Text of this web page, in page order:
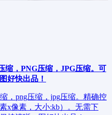
缩，PNG压缩，JPG压缩。可
好快出品！
，png压缩，jpg压缩。精确控
x像素，大小:kb）。无需下